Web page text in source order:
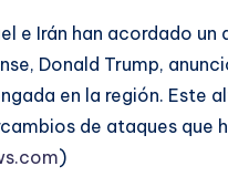
e Irán han acordado
Donald Trump,
en la región. Este
de ataques que
)